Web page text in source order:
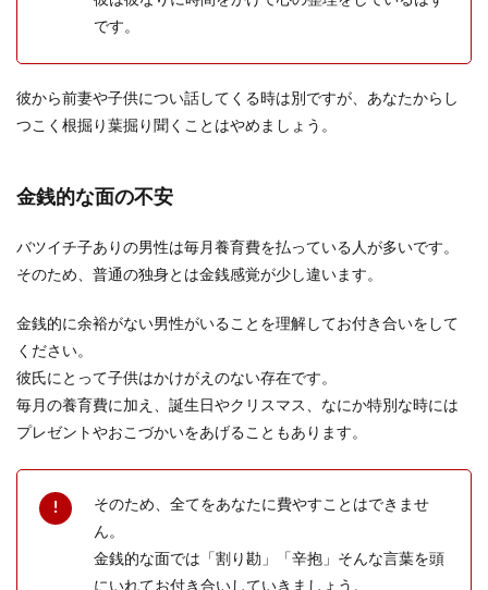
しまいます。...
年の差結婚を反対する親の説得方法。
後悔のない結婚に向けて
理由と親を説得する方法
好きな男性と結婚したいと親に報告した時、結婚
に反対されてしまうと、とても悲しい気持ちを抱
えることにな...
従兄弟同士は結婚できるか解説！結婚
従兄弟同士で恋愛をしている恋人たちの中には、
です。
彼から前妻や子供につい話してくる時は別ですが、あなたからし
つこく根掘り葉掘り聞くことはやめましょう。
金銭的な面の不安
バツイチ子ありの男性は毎月養育費を払っている人が多いです。
そのため、普通の独身とは金銭感覚が少し違います。
金銭的に余裕がない男性がいることを理解してお付き合いをして
ください。
彼氏にとって子供はかけがえのない存在です。
毎月の養育費に加え、誕生日やクリスマス、なにか特別な時には
プレゼントやおこづかいをあげることもあります。
そのため、全てをあなたに費やすことはできませ
ん。
金銭的な面では「割り勘」「辛抱」そんな言葉を頭
にいれてお付き合いしていきましょう。